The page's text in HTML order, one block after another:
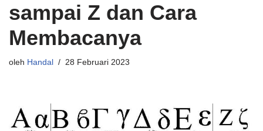
sampai Z dan Cara
Membacanya
oleh Handal 28 Februari 2023